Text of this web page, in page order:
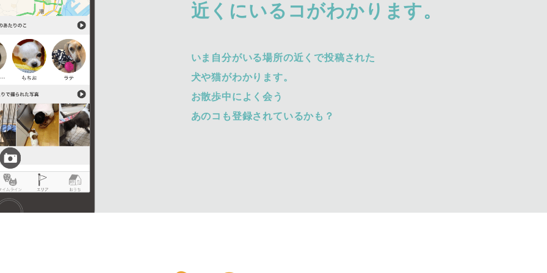
近くにいるコがわかります。
いま自分がいる場所の近くで投稿された
犬や猫がわかります。
お散歩中によく会う
あのコも登録されているかも？